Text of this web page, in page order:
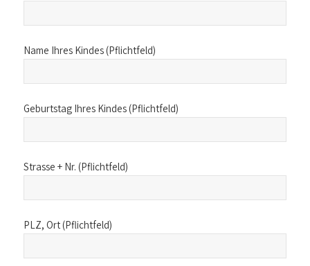
Name Ihres Kindes (Pflichtfeld)
Geburtstag Ihres Kindes (Pflichtfeld)
Strasse + Nr. (Pflichtfeld)
PLZ, Ort (Pflichtfeld)